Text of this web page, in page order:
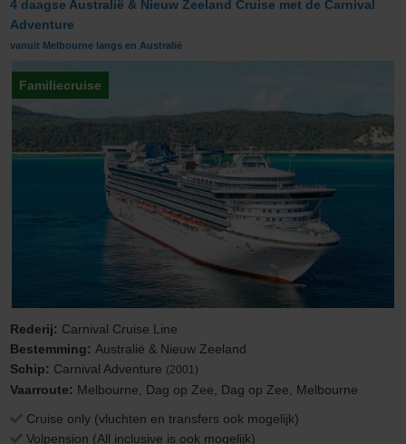
4 daagse Australië & Nieuw Zeeland Cruise met de Carnival
Adventure
vanuit Melbourne langs en Australië
Familiecruise
Rederij: Carnival Cruise Line
Bestemming: Australië & Nieuw Zeeland
Schip: Carnival Adventure (2001)
Vaarroute: Melbourne, Dag op Zee, Dag op Zee, Melbourne
Cruise only (vluchten en transfers ook mogelijk)
Volpension (All inclusive is ook mogelijk)